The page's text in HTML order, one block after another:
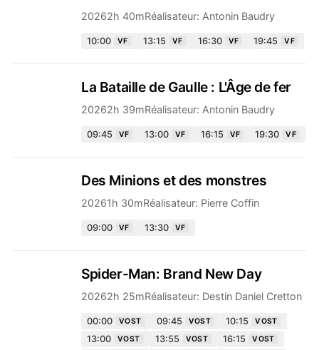
20262h 40mRéalisateur: Antonin Baudry
10:00 VF 13:15 VF 16:30 VF 19:45 VF
La Bataille de Gaulle : L'Âge de fer
20262h 39mRéalisateur: Antonin Baudry
09:45 VF 13:00 VF 16:15 VF 19:30 VF
Des Minions et des monstres
20261h 30mRéalisateur: Pierre Coffin
09:00 VF 13:30 VF
Spider-Man: Brand New Day
20262h 25mRéalisateur: Destin Daniel Cretton
00:00 VOST 09:45 VOST 10:15 VOST
13:00 VOST 13:55 VOST 16:15 VOST